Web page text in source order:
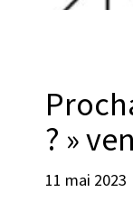
? »
11 mai 2023